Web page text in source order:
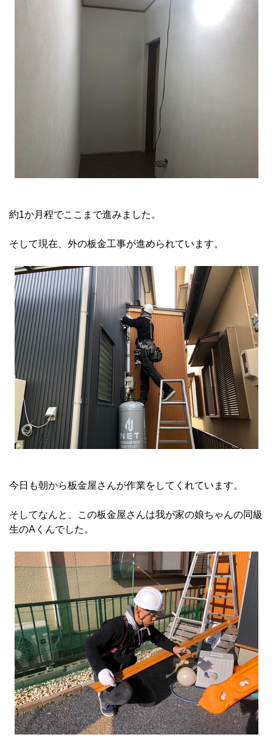
約1か月程でここまで進みました。
そして現在、外の板金工事が進められています。
今日も朝から板金屋さんが作業をしてくれています。
そしてなんと、この板金屋さんは我が家の娘ちゃんの同級
生のAくんでした。